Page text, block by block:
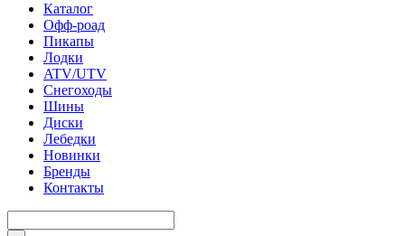
Каталог
Офф-роад
Пикапы
Лодки
ATV/UTV
Снегоходы
Шины
Диски
Лебедки
Новинки
Бренды
Контакты